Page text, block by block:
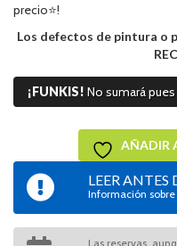
precio⭐!
Los defectos de pintura o
¡FUNKIS! No sumará
AÑADIR
LEER ANTES
Información
Las reservas,